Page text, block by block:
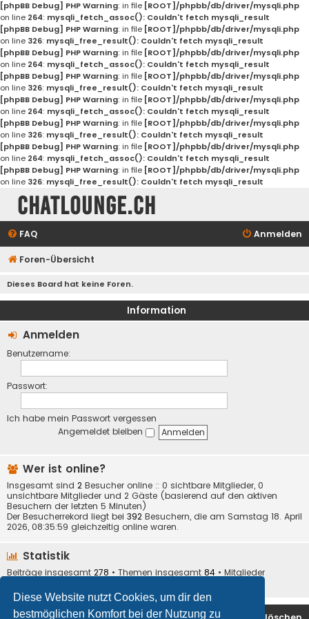
Diese Website nutzt Cookies, um dir den
bestmöglichen Komfort bei der Nutzung zu
[phpBB Debug] PHP Warning: in file [ROOT]/phpbb/db/driver/mysqli.php
on line 264: mysqli_fetch_assoc(): Couldn't fetch mysqli_result
[phpBB Debug] PHP Warning: in file [ROOT]/phpbb/db/driver/mysqli.php
on line 326: mysqli_free_result(): Couldn't fetch mysqli_result
[phpBB Debug] PHP Warning: in file [ROOT]/phpbb/db/driver/mysqli.php
on line 264: mysqli_fetch_assoc(): Couldn't fetch mysqli_result
[phpBB Debug] PHP Warning: in file [ROOT]/phpbb/db/driver/mysqli.php
on line 326: mysqli_free_result(): Couldn't fetch mysqli_result
[phpBB Debug] PHP Warning: in file [ROOT]/phpbb/db/driver/mysqli.php
on line 264: mysqli_fetch_assoc(): Couldn't fetch mysqli_result
[phpBB Debug] PHP Warning: in file [ROOT]/phpbb/db/driver/mysqli.php
on line 326: mysqli_free_result(): Couldn't fetch mysqli_result
[phpBB Debug] PHP Warning: in file [ROOT]/phpbb/db/driver/mysqli.php
on line 264: mysqli_fetch_assoc(): Couldn't fetch mysqli_result
[phpBB Debug] PHP Warning: in file [ROOT]/phpbb/db/driver/mysqli.php
on line 326: mysqli_free_result(): Couldn't fetch mysqli_result
Chatlounge.ch
FAQ Anmelden
Foren-Übersicht
Dieses Board hat keine Foren.
Information
Anmelden
Benutzername:
Passwort:
Ich habe mein Passwort vergessen
Angemeldet bleiben
Wer ist online?
Insgesamt sind 2 Besucher online :: 0 sichtbare Mitglieder, 0
unsichtbare Mitglieder und 2 Gäste (basierend auf den aktiven
Besuchern der letzten 5 Minuten)
Der Besucherrekord liegt bei 392 Besuchern, die am Samstag 18. April
2026, 08:35:59 gleichzeitig online waren.
Statistik
Beiträge insgesamt 278 • Themen insgesamt 84 • Mitglieder